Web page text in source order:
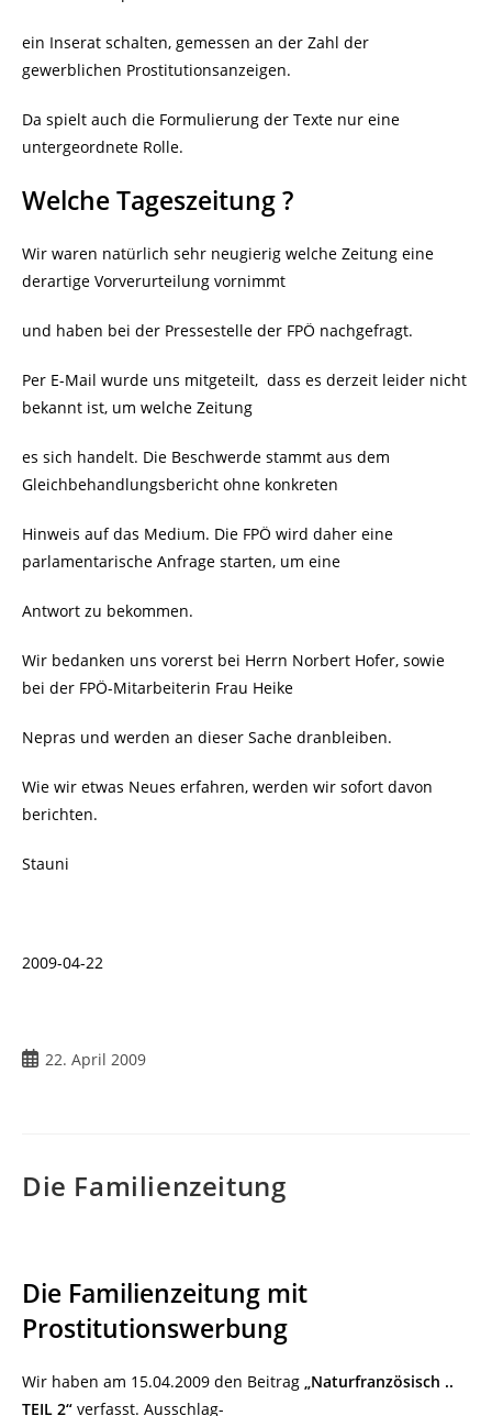
ein Inserat schalten, gemessen an der Zahl der
gewerblichen Prostitutionsanzeigen.
Da spielt auch die Formulierung der Texte nur eine
untergeordnete Rolle.
Welche Tageszeitung ?
Wir waren natürlich sehr neugierig welche Zeitung eine
derartige Vorverurteilung vornimmt
und haben bei der Pressestelle der FPÖ nachgefragt.
Per E-Mail wurde uns mitgeteilt, dass es derzeit leider nicht
bekannt ist, um welche Zeitung
es sich handelt. Die Beschwerde stammt aus dem
Gleichbehandlungsbericht ohne konkreten
Hinweis auf das Medium. Die FPÖ wird daher eine
parlamentarische Anfrage starten, um eine
Antwort zu bekommen.
Wir bedanken uns vorerst bei Herrn Norbert Hofer, sowie
bei der FPÖ-Mitarbeiterin Frau Heike
Nepras und werden an dieser Sache dranbleiben.
Wie wir etwas Neues erfahren, werden wir sofort davon
berichten.
Stauni
2009-04-22
Beitrag
22. April 2009
Die Familienzeitung
Die Familienzeitung mit
Prostitutionswerbung
Wir haben am 15.04.2009 den Beitrag „Naturfranzösisch ..
TEIL 2“ verfasst. Ausschlag-